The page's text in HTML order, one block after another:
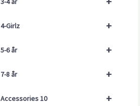
+
4-Girlz
+
5-6 år
+
7-8 år
+
Accessories 10